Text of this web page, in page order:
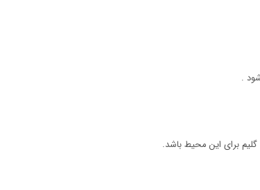
.
برای این محیط باشد.